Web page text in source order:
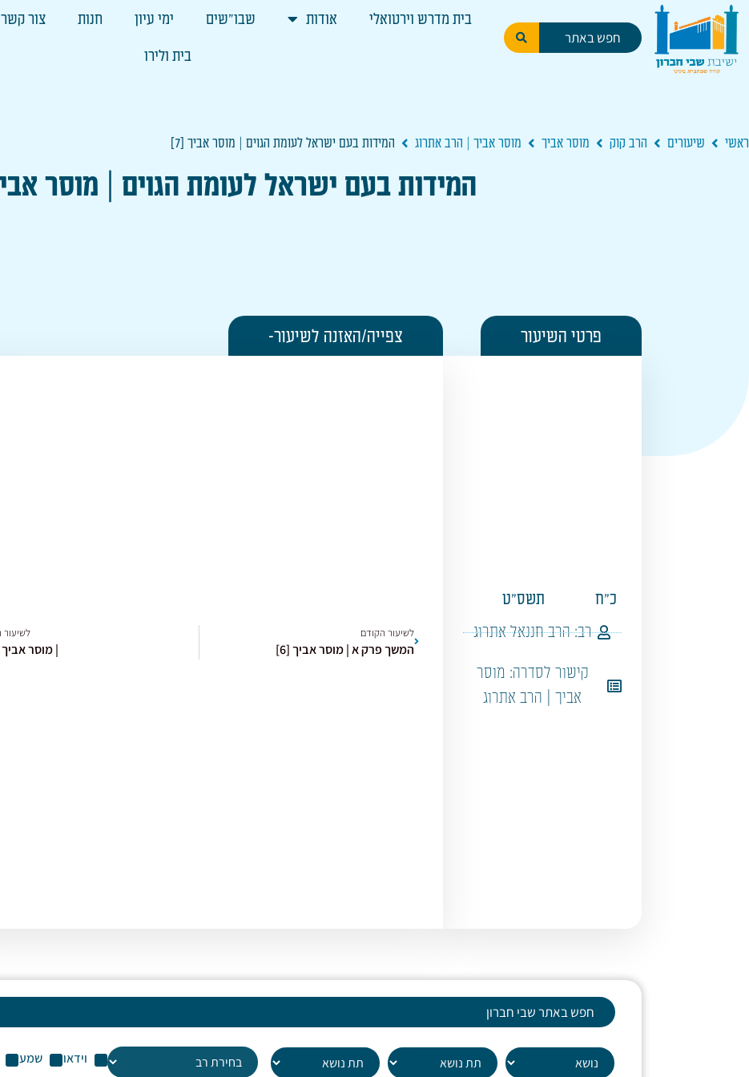
בית מדרש וירטואלי אודות שבו"שים ימי עיון חנות צור קשר
בית ולירו
ראשי שיעורים הרב קוק מוסר אביך מוסר אביך | הרב אתרוג המידות בעם ישראל לעומת הגוים | מוסר אביך [7]
המידות בעם ישראל לעומת הגוים | מוסר
פרטי השיעור
כ"ח
תשס"ט
רב: הרב חננאל אתרוג
קישור לסדרה: מוסר
אביך | הרב אתרוג
צפייה/האזנה לשיעור-
לשיעור הקודם
המשך פרק א | מוסר אביך [6] | מוסר אביך
וידאו שמע